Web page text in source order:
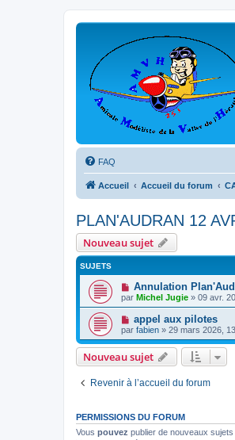
FAQ
Accueil Accueil du forum
PLAN'AUDRAN 12
Nouveau sujet
SUJETS
Annulation
par Michel Jugie » 09 avr.
appel aux pilotes
par fabien » 29 mars 2026,
Nouveau sujet
Revenir à l’accueil du forum
PERMISSIONS DU FORUM
Vous pouvez publier de nouveaux